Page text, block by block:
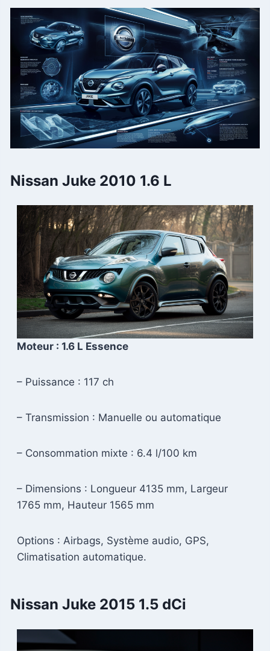
Nissan Juke 2010 1.6 L
Moteur : 1.6 L Essence
– Puissance : 117 ch
– Transmission : Manuelle ou automatique
– Consommation mixte : 6.4 l/100 km
– Dimensions : Longueur 4135 mm, Largeur
1765 mm, Hauteur 1565 mm
Options : Airbags, Système audio, GPS,
Climatisation automatique.
Nissan Juke 2015 1.5 dCi